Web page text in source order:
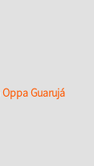
Oppa Guarujá